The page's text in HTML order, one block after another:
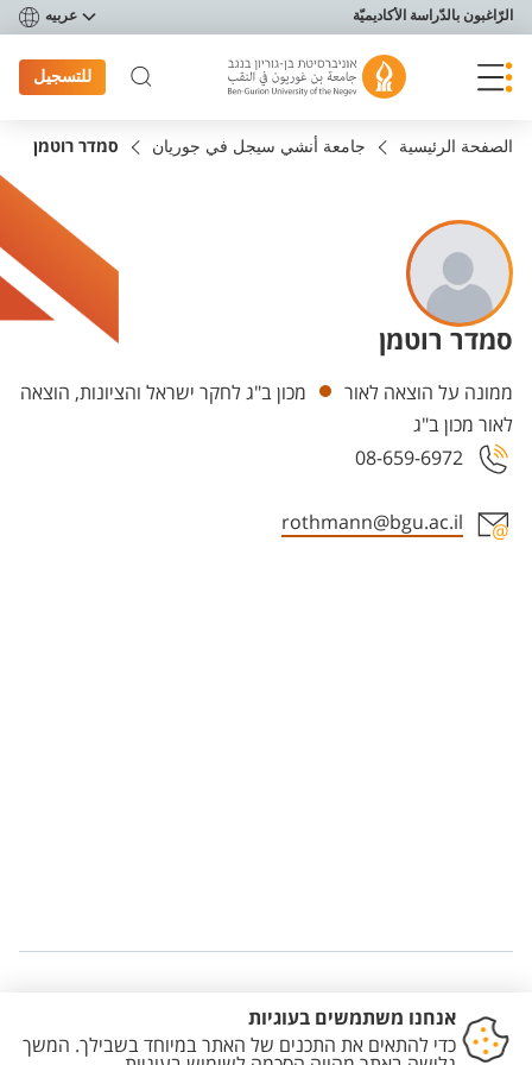
תפריט נגישות
الرّاغبون بالدّراسة الأكاديميّة عربيه
للتسجيل
الصفحة الرئيسية جامعة أنشي سيجل في جوريان סמדר רוטמן
סמדר רוטמן
Departments
ממונה על הוצאה לאור
מכון ב"ג לחקר ישראל והציונות, הוצאה
לאור מכון ב"ג
08-659-6972
rothmann@bgu.ac.il